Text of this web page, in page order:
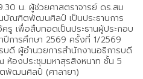
น. ผู้ช่วยศาสตราจารย์ ดร.สม
ณฑิตพัฒนศิลป์ เป็นประธานการ
รู เพื่อสืบทอดเป็นประธานผู้ประกอบ
ปีการศึกษา 2569 ครั้งที่ 1/2569
ดี ผู้อำนวยการสำนักงานอธิการบดี
ห้องประชุมมหาสุรสิงหนาท ชั้น 5
พัฒนศิลป์ (ศาลายา)